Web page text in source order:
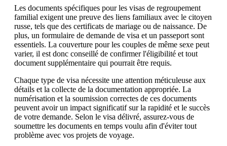
Les documents spécifiques pour les visas de regroupement
familial exigent une preuve des liens familiaux avec le citoyen
russe, tels que des certificats de mariage ou de naissance. De
plus, un formulaire de demande de visa et un passeport sont
essentiels. La couverture pour les couples de même sexe peut
varier, il est donc conseillé de confirmer l'éligibilité et tout
document supplémentaire qui pourrait être requis.
Chaque type de visa nécessite une attention méticuleuse aux
détails et la collecte de la documentation appropriée. La
numérisation et la soumission correctes de ces documents
peuvent avoir un impact significatif sur la rapidité et le succès
de votre demande. Selon le visa délivré, assurez-vous de
soumettre les documents en temps voulu afin d'éviter tout
problème avec vos projets de voyage.